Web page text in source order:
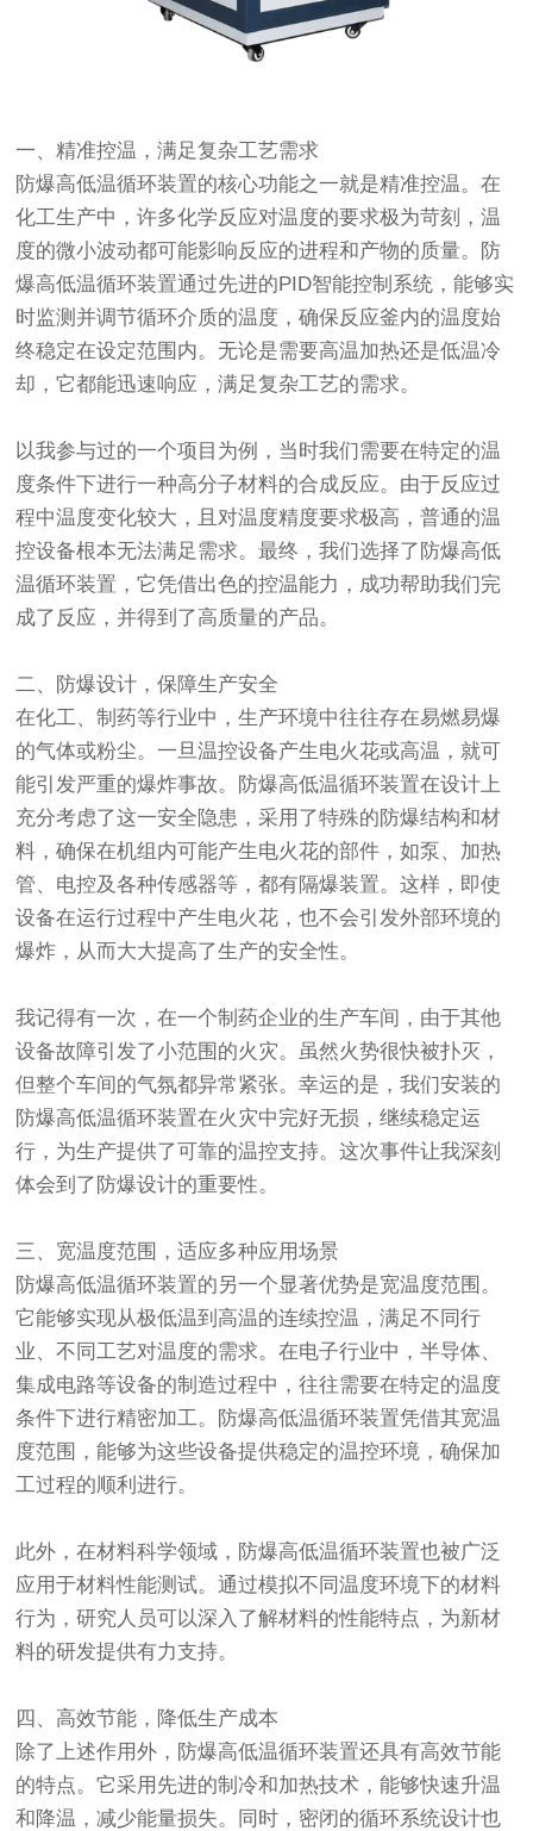
一、精准控温，满足复杂工艺需求
防爆高低温循环装置的核心功能之一就是精准控温。在
化工生产中，许多化学反应对温度的要求极为苛刻，温
度的微小波动都可能影响反应的进程和产物的质量。防
爆高低温循环装置通过先进的PID智能控制系统，能够实
时监测并调节循环介质的温度，确保反应釜内的温度始
终稳定在设定范围内。无论是需要高温加热还是低温冷
却，它都能迅速响应，满足复杂工艺的需求。
以我参与过的一个项目为例，当时我们需要在特定的温
度条件下进行一种高分子材料的合成反应。由于反应过
程中温度变化较大，且对温度精度要求极高，普通的温
控设备根本无法满足需求。最终，我们选择了防爆高低
温循环装置，它凭借出色的控温能力，成功帮助我们完
成了反应，并得到了高质量的产品。
二、防爆设计，保障生产安全
在化工、制药等行业中，生产环境中往往存在易燃易爆
的气体或粉尘。一旦温控设备产生电火花或高温，就可
能引发严重的爆炸事故。防爆高低温循环装置在设计上
充分考虑了这一安全隐患，采用了特殊的防爆结构和材
料，确保在机组内可能产生电火花的部件，如泵、加热
管、电控及各种传感器等，都有隔爆装置。这样，即使
设备在运行过程中产生电火花，也不会引发外部环境的
爆炸，从而大大提高了生产的安全性。
我记得有一次，在一个制药企业的生产车间，由于其他
设备故障引发了小范围的火灾。虽然火势很快被扑灭，
但整个车间的气氛都异常紧张。幸运的是，我们安装的
防爆高低温循环装置在火灾中完好无损，继续稳定运
行，为生产提供了可靠的温控支持。这次事件让我深刻
体会到了防爆设计的重要性。
三、宽温度范围，适应多种应用场景
防爆高低温循环装置的另一个显著优势是宽温度范围。
它能够实现从极低温到高温的连续控温，满足不同行
业、不同工艺对温度的需求。在电子行业中，半导体、
集成电路等设备的制造过程中，往往需要在特定的温度
条件下进行精密加工。防爆高低温循环装置凭借其宽温
度范围，能够为这些设备提供稳定的温控环境，确保加
工过程的顺利进行。
此外，在材料科学领域，防爆高低温循环装置也被广泛
应用于材料性能测试。通过模拟不同温度环境下的材料
行为，研究人员可以深入了解材料的性能特点，为新材
料的研发提供有力支持。
四、高效节能，降低生产成本
除了上述作用外，防爆高低温循环装置还具有高效节能
的特点。它采用先进的制冷和加热技术，能够快速升温
和降温，减少能量损失。同时，密闭的循环系统设计也